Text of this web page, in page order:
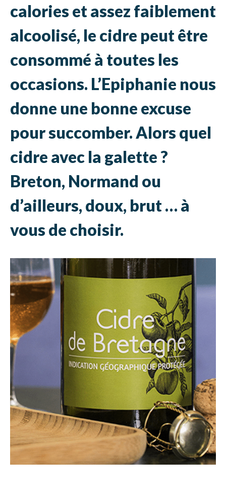
calories et assez faiblement
alcoolisé, le cidre peut être
consommé à toutes les
occasions. L’Epiphanie nous
donne une bonne excuse
pour succomber. Alors quel
cidre avec la galette ?
Breton, Normand ou
d’ailleurs, doux, brut … à
vous de choisir.